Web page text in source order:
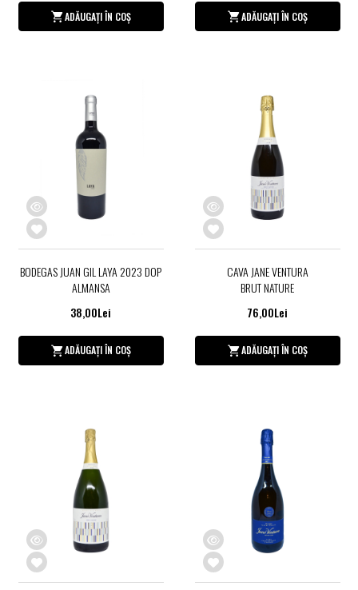
ADĂUGAȚI ÎN COȘ ADĂUGAȚI ÎN COȘ
BODEGAS JUAN GIL LAYA 2023 DOP
ALMANSA
38,00Lei
ADĂUGAȚI ÎN COȘ
CAVA JANE VENTURA
BRUT NATURE
76,00Lei
ADĂUGAȚI ÎN COȘ